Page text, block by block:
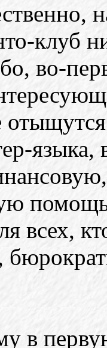
клуб
во-
языка,
всех,
в